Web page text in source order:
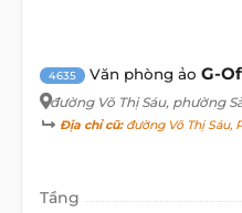
4635 Văn phòng ảo G-
đường Võ Thị Sáu, phường
Địa chỉ cũ:đường Võ Thị Sáu,
Tầng